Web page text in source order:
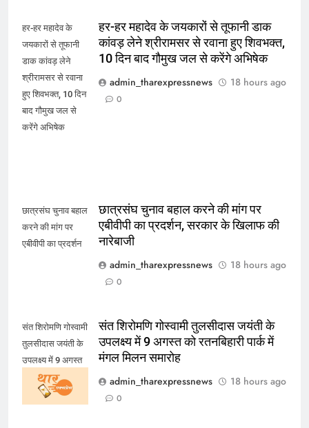
हर-हर महादेव के
जयकारों से तूफानी
डाक कांवड़ लेने
श्रीरामसर से रवाना
हुए शिवभक्त, 10 दिन
बाद गौमुख जल से
करेंगे अभिषेक
हर-हर महादेव के जयकारों से तूफानी डाक
कांवड़ लेने श्रीरामसर से रवाना हुए शिवभक्त,
10 दिन बाद गौमुख जल से करेंगे अभिषेक
admin_tharexpressnews
18 hours ago
0
छात्रसंघ चुनाव बहाल
करने की मांग पर
एबीवीपी का प्रदर्शन
छात्रसंघ चुनाव बहाल करने की मांग पर
एबीवीपी का प्रदर्शन, सरकार के खिलाफ की
नारेबाजी
admin_tharexpressnews
18 hours ago
0
संत शिरोमणि गोस्वामी
तुलसीदास जयंती के
उपलक्ष्य में 9 अगस्त
को रतनबिहारी पार्क में
मंगल मिलन समारोह
संत शिरोमणि गोस्वामी तुलसीदास जयंती के
उपलक्ष्य में 9 अगस्त को रतनबिहारी पार्क में
मंगल मिलन समारोह
admin_tharexpressnews
18 hours ago
0